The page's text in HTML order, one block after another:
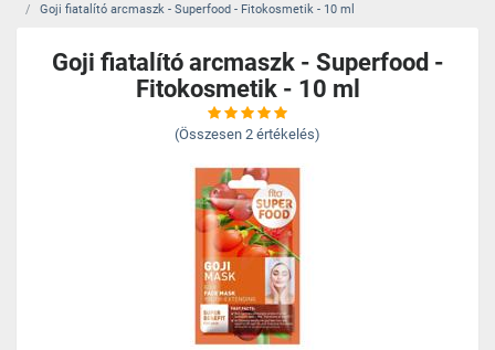
Goji fiatalító arcmaszk - Superfood - Fitokosmetik - 10 ml
Goji fiatalító arcmaszk - Superfood -
Fitokosmetik - 10 ml
(Összesen 2 értékelés)